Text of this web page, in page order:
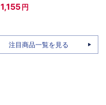
1,155 円
注目商品一覧を見る